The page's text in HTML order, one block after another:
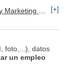
Telefónico [+]
foto,...), datos
un empleo